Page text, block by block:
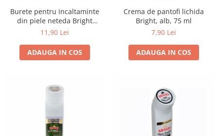
Burete pentru incaltaminte
din piele neteda Bright
Expess Shine, negru, 6 ml
11,90 Lei
ADAUGA IN COS
Crema de pantofi lichida
Bright, alb, 75 ml
7,90 Lei
ADAUGA IN COS